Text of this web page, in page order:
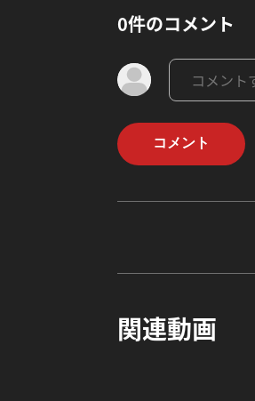
0件のコメント
コメント
関連動画